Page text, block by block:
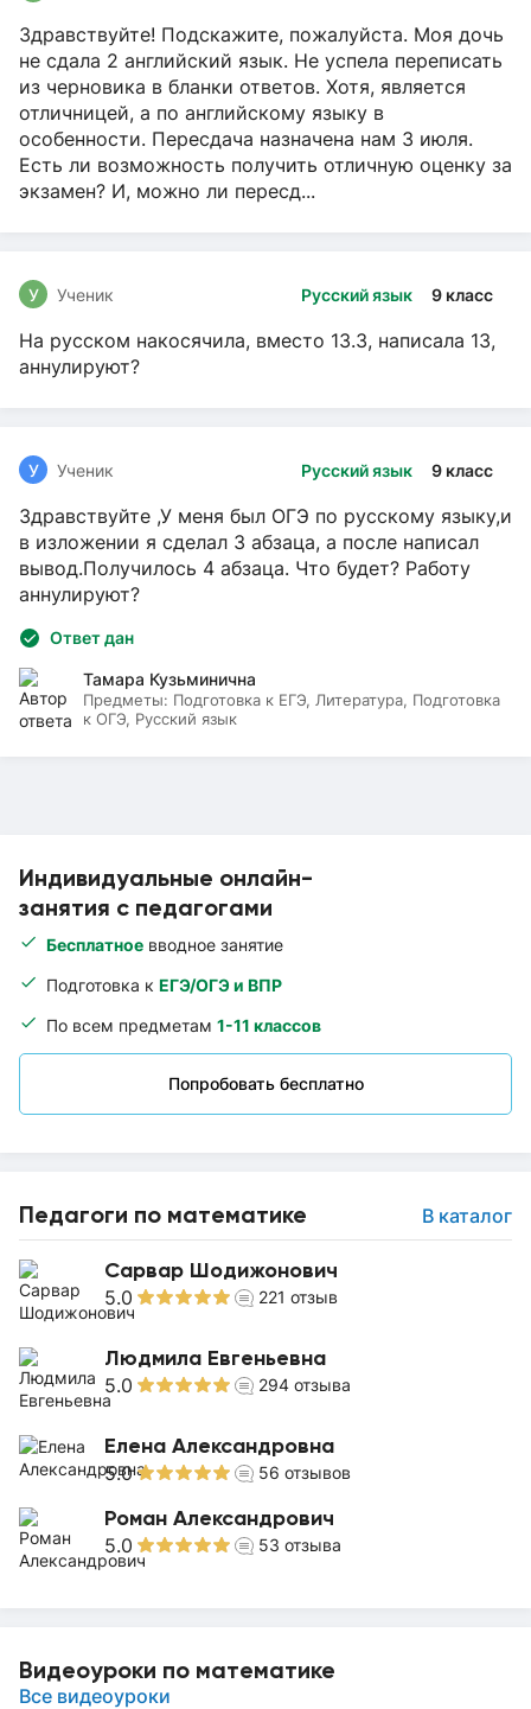
Индивидуальные онлайн-
занятия с педагогами
Бесплатное вводное занятие
Подготовка к ЕГЭ/ОГЭ и ВПР
По всем предметам 1-11 классов
Попробовать бесплатно
Педагоги по математике В каталог
Сарвар Шодижонович
5.0 221 отзыв
Людмила Евгеньевна
5.0 294 отзыва
Елена Александровна
5.0 56 отзывов
Роман Александрович
5.0 53 отзыва
Видеоуроки по математике
Все видеоуроки
Здравствуйте! Подскажите, пожалуйста. Моя дочь
не сдала 2 английский язык. Не успела переписать
из черновика в бланки ответов. Хотя, является
отличницей, а по английскому языку в
особенности. Пересдача назначена нам 3 июля.
Есть ли возможность получить отличную оценку за
экзамен? И, можно ли пересд...
Русский язык 9 класс
У Ученик
На русском накосячила, вместо 13.3, написала 13,
аннулируют?
Русский язык 9 класс
У Ученик
Здравствуйте ,У меня был ОГЭ по русскому языку,и
в изложении я сделал 3 абзаца, а после написал
вывод.Получилось 4 абзаца. Что будет? Работу
аннулируют?
Ответ дан
Тамара Кузьминична
Предметы: Подготовка к ЕГЭ, Литература, Подготовка
к ОГЭ, Русский язык